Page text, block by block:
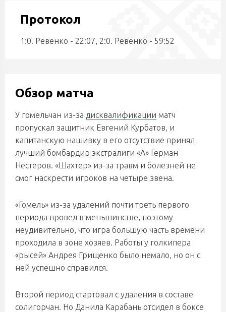
Протокол
1:0. Ревенко - 22:07, 2:0. Ревенко - 59:52
Обзор матча
У гомельчан из-за дисквалификации матч
пропускал защитник Евгений Курбатов, и
капитанскую нашивку в его отсутствие принял
лучший бомбардир экстралиги «А» Герман
Нестеров. «Шахтер» из-за травм и болезней не
смог наскрести игроков на четыре звена.
«Гомель» из-за удалений почти треть первого
периода провел в меньшинстве, поэтому
неудивительно, что игра большую часть времени
проходила в зоне хозяев. Работы у голкипера
«рысей» Андрея Грищенко было немало, но он с
ней успешно справился.
Второй период стартовал с удаления в составе
солигорчан. Но Данила Карабань отсидел в боксе